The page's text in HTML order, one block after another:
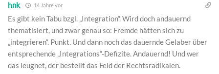
hnk 14 Jahre vor
Es gibt kein Tabu bzgl. „Integration“. Wird doch andauernd
thematisiert, und zwar genau so: Fremde hätten sich zu
„integrieren“. Punkt. Und dann noch das dauernde Gelaber über
entsprechende „Integrations“-Defizite. Andauernd! Und wer
das leugnet, der bestellt das Feld der Rechtsradikalen.